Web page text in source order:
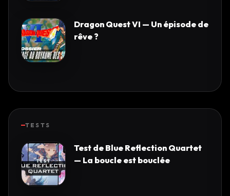
Dragon Quest VI — Un épisode de
rêve ?
TESTS
Test de Blue Reflection Quartet
— La boucle est bouclée